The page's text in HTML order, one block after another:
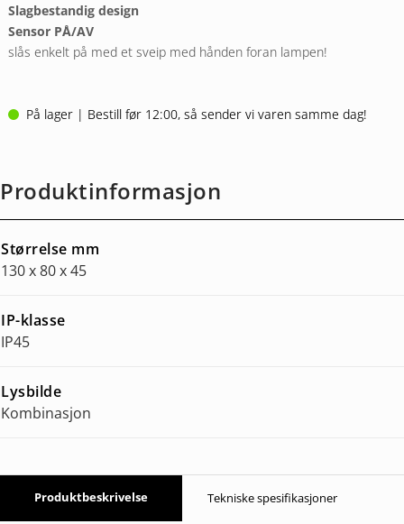
Slagbestandig design
Sensor PÅ/AV
slås enkelt på med et sveip med hånden foran lampen!
På lager | Bestill før 12:00, så sender vi varen samme dag!
Produktinformasjon
Størrelse mm
130 x 80 x 45
IP-klasse
IP45
Lysbilde
Kombinasjon
Produktbeskrivelse Tekniske spesifikasjoner